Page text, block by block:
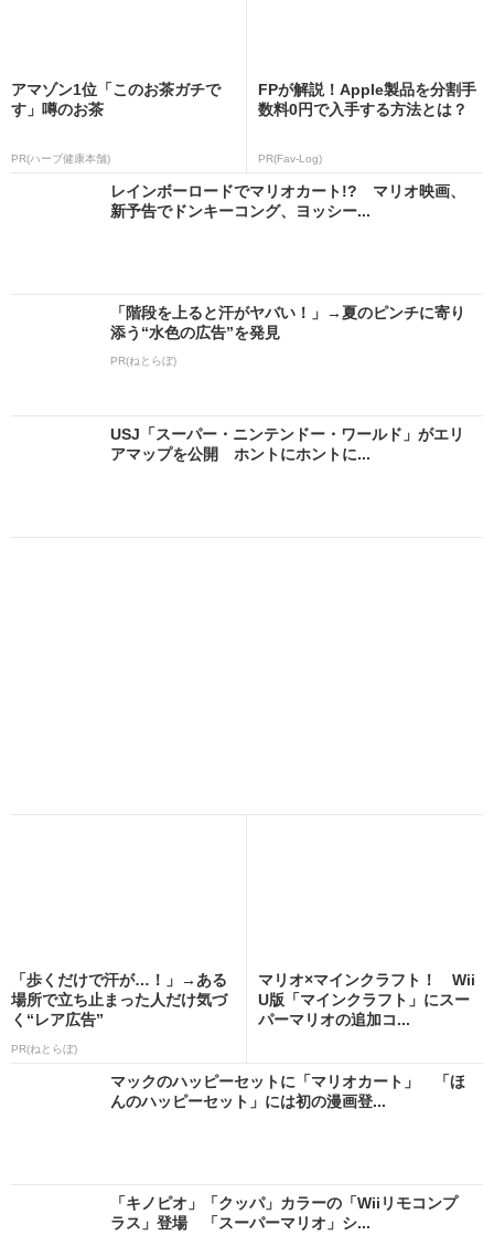
アマゾン1位「このお茶ガチで
す」噂のお茶
PR(ハーブ健康本舗)
FPが解説！Apple製品を分割手
数料0円で入手する方法とは？
PR(Fav-Log)
レインボーロードでマリオカート!? マリオ映画、
新予告でドンキーコング、ヨッシー...
「階段を上ると汗がヤバい！」→夏のピンチに寄り
添う“水色の広告”を発見
PR(ねとらぼ)
USJ「スーパー・ニンテンドー・ワールド」がエリ
アマップを公開 ホントにホントに...
「歩くだけで汗が…！」→ある
場所で立ち止まった人だけ気づ
く“レア広告”
PR(ねとらぼ)
マリオ×マインクラフト！ Wii
U版「マインクラフト」にスー
パーマリオの追加コ...
マックのハッピーセットに「マリオカート」 「ほ
んのハッピーセット」には初の漫画登...
「キノピオ」「クッパ」カラーの「Wiiリモコンプ
ラス」登場 「スーパーマリオ」シ...